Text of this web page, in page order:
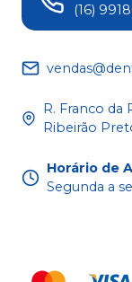
(16)
R. Franco da
Ribeirão
Horário de
Segunda a